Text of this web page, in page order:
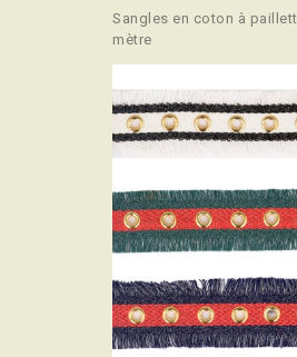
Sangles en coton à
mètre